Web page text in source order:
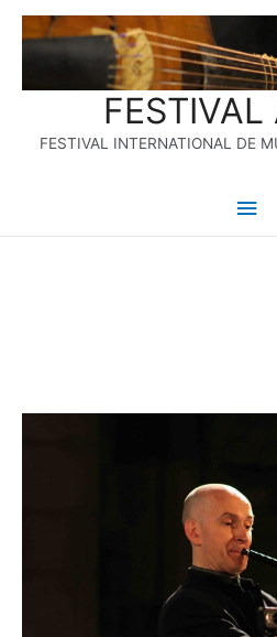
FESTIVAL
FESTIVAL INTERNATIONAL DE